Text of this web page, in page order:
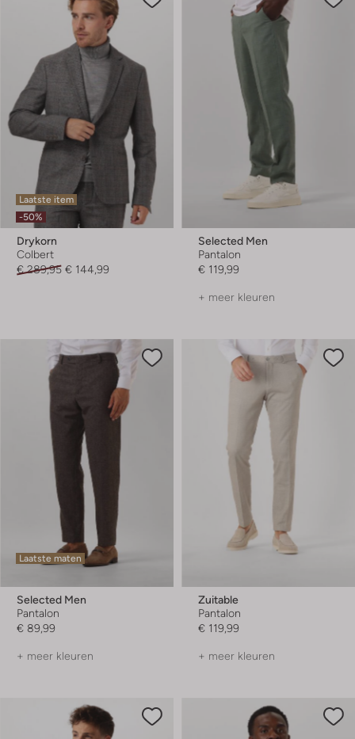
Laatste item
-50%
Drykorn
Colbert
€ 289,95 € 144,99
Selected Men
Pantalon
€ 119,99
+ meer kleuren
Laatste maten
Selected Men
Pantalon
€ 89,99
+ meer kleuren
Zuitable
Pantalon
€ 119,99
+ meer kleuren